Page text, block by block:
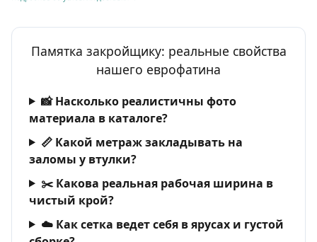
Памятка закройщику: реальные свойства
нашего еврофатина
📸 Насколько реалистичны фото
материала в каталоге?
📏 Какой метраж закладывать на
заломы у втулки?
✂️ Какова реальная рабочая ширина в
чистый крой?
☁️ Как сетка ведет себя в ярусах и густой